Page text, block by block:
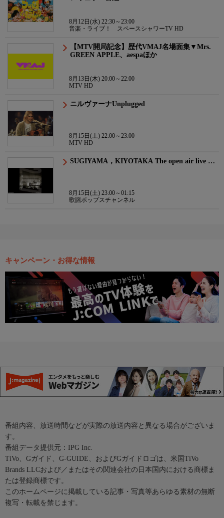
8月12日(水) 22:30～23:00
音楽・ライブ！ スペースシャワーTV HD
【MTV開局記念】歴代VMAJ名場面集▼Mrs.
GREEN APPLE、aespaほか
8月13日(木) 20:00～22:00
MTV HD
ニルヴァーナUnplugged
8月15日(土) 22:00～23:00
MTV HD
SUGIYAMA，KIYOTAKA The open air live …
8月15日(土) 23:00～01:15
歌謡ポップスチャンネル
キャンペーン・お得な情報
番組内容、放送時間などが実際の放送内容と異なる場合がございま
す。
番組データ提供元：IPG Inc.
TiVo、Gガイド、G-GUIDE、およびGガイドロゴは、米国TiVo
Brands LLCおよび／またはその関連会社の日本国内における商標ま
たは登録商標です。
このホームページに掲載している記事・写真等あらゆる素材の無断
複写・転載を禁じます。